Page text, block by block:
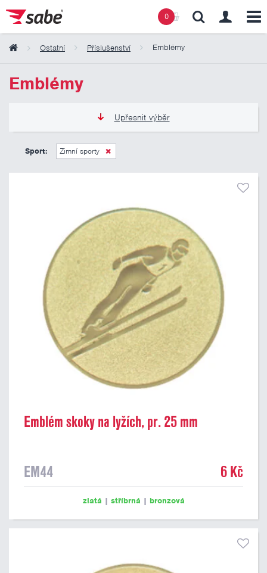
0
Ostatní Příslušenství Emblémy
Emblémy
Upřesnit výběr
6 Kč
Sport: Zimní sporty
Emblém skoky na lyžích, pr. 25 mm
EM44 6 Kč
zlatá | stříbrná | bronzová
Obsah košíku